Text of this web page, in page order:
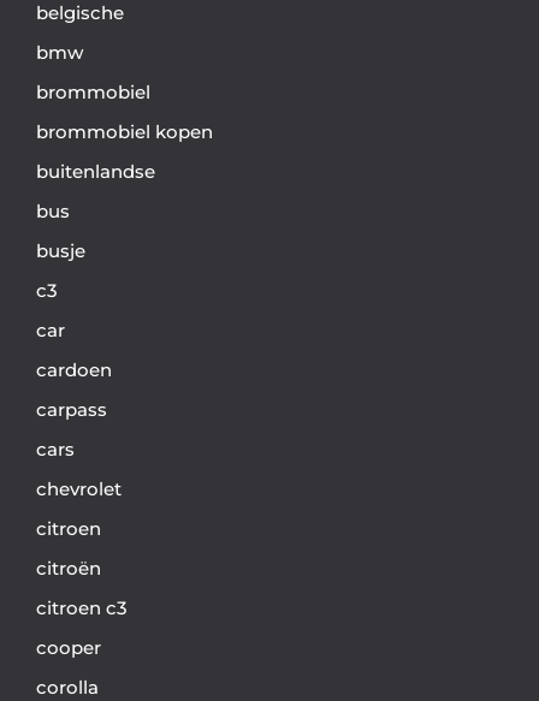
belgische
bmw
brommobiel
brommobiel kopen
buitenlandse
bus
busje
c3
car
cardoen
carpass
cars
chevrolet
citroen
citroën
citroen c3
cooper
corolla